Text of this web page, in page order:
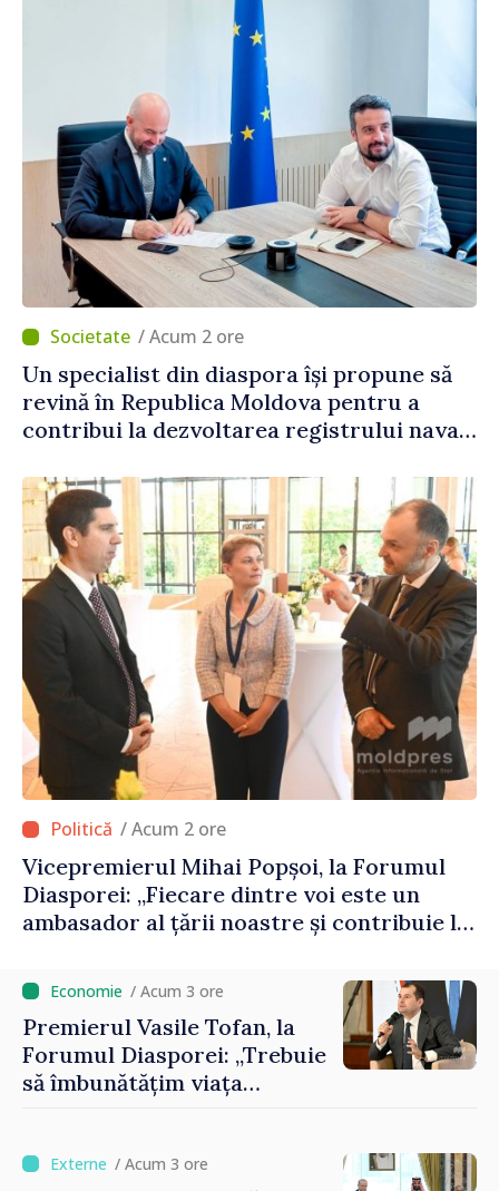
/ Acum 2 ore
Un specialist din diaspora își propune să
revină în Republica Moldova pentru a
contribui la dezvoltarea registrului naval
/ Acum 2 ore
Vicepremierul Mihai Popșoi, la Forumul
Diasporei: „Fiecare dintre voi este un
ambasador al țării noastre și contribuie la
/ Acum 3 ore
Premierul Vasile Tofan, la
Forumul Diasporei: „Trebuie
să îmbunătățim viața
/ Acum 3 ore